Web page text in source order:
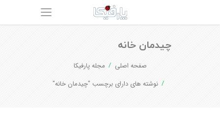
چیدمان خانه
صفحه اصلی
مجله پارفیکا
نوشته های دارای برچسب "چیدمان خانه"